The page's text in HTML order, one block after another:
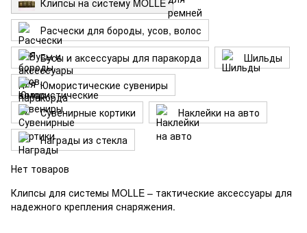
Клипсы на систему MOLLE
Расчески для бороды, усов, волос
Бусы и аксессуары для паракорда
Шильды
Юмористические сувениры
Сувенирные кортики
Наклейки на авто
Награды из стекла
Нет товаров
Клипсы для системы MOLLE – тактические аксессуары для
надежного крепления снаряжения.